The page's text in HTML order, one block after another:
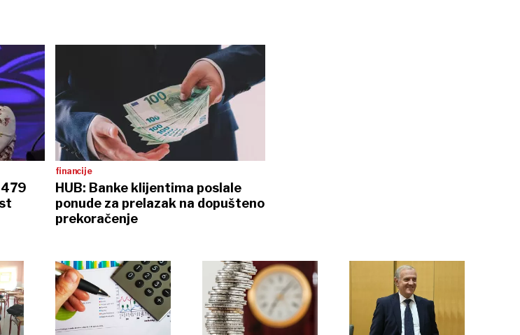
479
financije
HUB: Banke klijentima poslale
ponude za prelazak na dopušteno
prekoračenje